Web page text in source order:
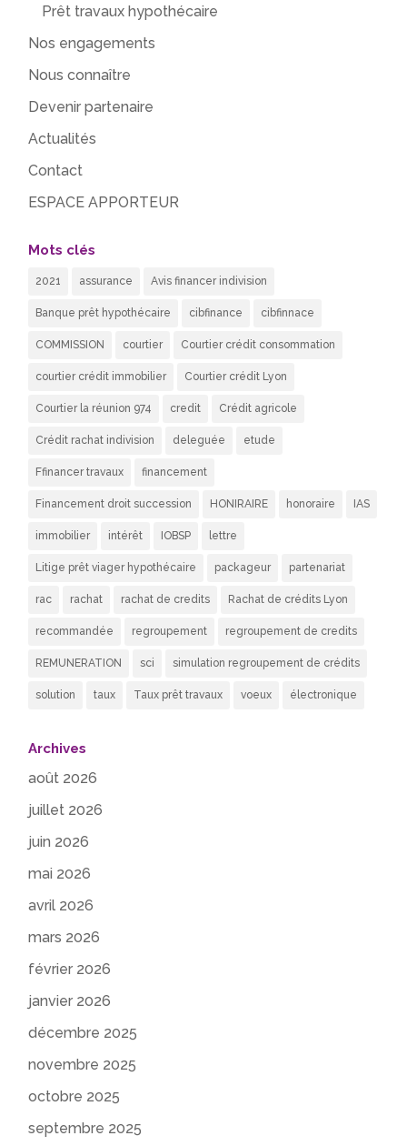
Prêt travaux hypothécaire
Nos engagements
Nous connaître
Devenir partenaire
Actualités
Contact
ESPACE APPORTEUR
Mots clés
2021 assurance Avis financer indivision
Banque prêt hypothécaire cibfinance cibfinnace
COMMISSION courtier Courtier crédit consommation
courtier crédit immobilier Courtier crédit Lyon
Courtier la réunion 974 credit Crédit agricole
Crédit rachat indivision deleguée etude
Ffinancer travaux financement
Financement droit succession HONIRAIRE honoraire IAS
immobilier intérêt IOBSP lettre
Litige prêt viager hypothécaire packageur partenariat
rac rachat rachat de credits Rachat de crédits Lyon
recommandée regroupement regroupement de credits
REMUNERATION sci simulation regroupement de crédits
solution taux Taux prêt travaux voeux électronique
Archives
août 2026
juillet 2026
juin 2026
mai 2026
avril 2026
mars 2026
février 2026
janvier 2026
décembre 2025
novembre 2025
octobre 2025
septembre 2025